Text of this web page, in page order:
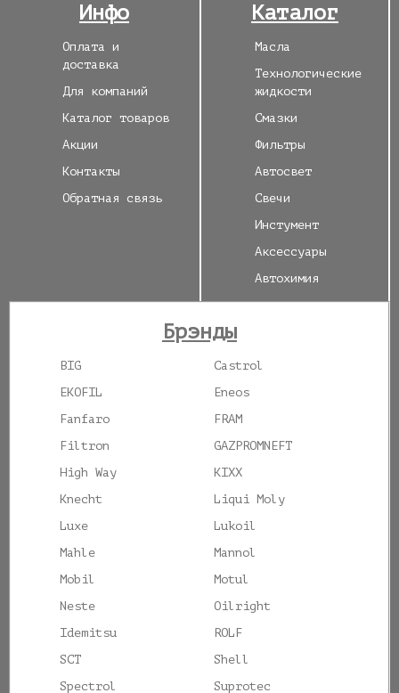
Инфо
Оплата и
доставка
Для компаний
Каталог товаров
Акции
Контакты
Обратная связь
Каталог
Масла
Технологические
жидкости
Смазки
Фильтры
Автосвет
Свечи
Инстумент
Аксессуары
Автохимия
Брэнды
BIG
Castrol
EKOFIL
Eneos
Fanfaro
FRAM
Filtron
GAZPROMNEFT
High Way
KIXX
Knecht
Liqui Moly
Luxe
Lukoil
Mahle
Mannol
Mobil
Motul
Neste
Oilright
Idemitsu
ROLF
SCT
Shell
Spectrol
Suprotec